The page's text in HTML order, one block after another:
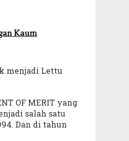
Kaum
menjadi Lettu
OF MERIT yang
salah satu
Dan di tahun